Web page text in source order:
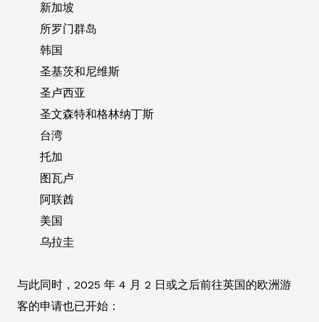
新加坡
所罗门群岛
韩国
圣基茨和尼维斯
圣卢西亚
圣文森特和格林纳丁斯
台湾
托加
图瓦卢
阿联酋
美国
乌拉圭
与此同时，2025 年 4 月 2 日或之后前往英国的欧洲游
客的申请也已开始：